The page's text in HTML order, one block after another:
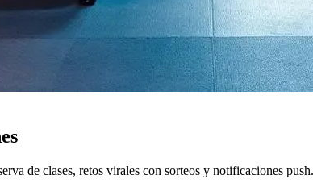
de clases, retos virales con sorteos y notificaciones push.